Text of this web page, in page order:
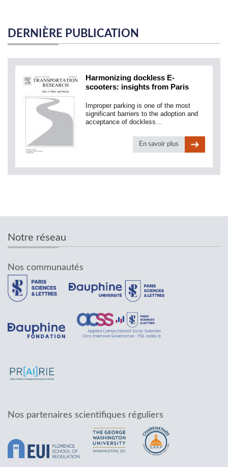
DERNIÈRE PUBLICATION
Harmonizing dockless E-
scooters: insights from Paris
Improper parking is one of the most
significant barriers to the adoption and
acceptance of dockless…
En savoir plus
Notre réseau
Nos communautés
Nos partenaires scientifiques réguliers